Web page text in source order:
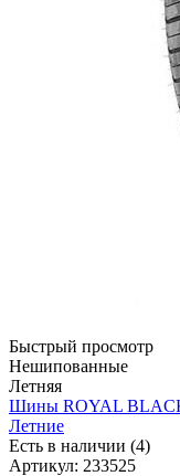
Быстрый просмотр
Нешипованные
Летняя
Шины ROYAL
Летние
Есть в наличии (4)
Артикул: 233525